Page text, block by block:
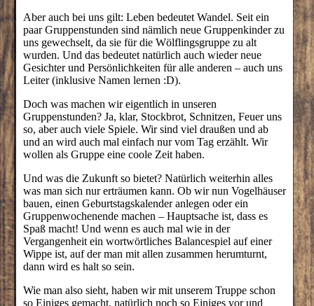
Aber auch bei uns gilt: Leben bedeutet Wandel. Seit ein
paar Gruppenstunden sind nämlich neue Gruppenkinder zu
uns gewechselt, da sie für die Wölflingsgruppe zu alt
wurden. Und das bedeutet natürlich auch wieder neue
Gesichter und Persönlichkeiten für alle anderen – auch uns
Leiter (inklusive Namen lernen :D).
Doch was machen wir eigentlich in unseren
Gruppenstunden? Ja, klar, Stockbrot, Schnitzen, Feuer uns
so, aber auch viele Spiele. Wir sind viel draußen und ab
und an wird auch mal einfach nur vom Tag erzählt. Wir
wollen als Gruppe eine coole Zeit haben.
Und was die Zukunft so bietet? Natürlich weiterhin alles
was man sich nur erträumen kann. Ob wir nun Vogelhäuser
bauen, einen Geburtstagskalender anlegen oder ein
Gruppenwochenende machen – Hauptsache ist, dass es
Spaß macht! Und wenn es auch mal wie in der
Vergangenheit ein wortwörtliches Balancespiel auf einer
Wippe ist, auf der man mit allen zusammen herumturnt,
dann wird es halt so sein.
Wie man also sieht, haben wir mit unserem Truppe schon
so Einiges gemacht, natürlich noch so Einiges vor und